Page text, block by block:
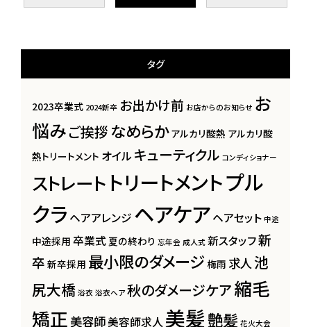
タグ
2023卒業式 2024新卒 お出かけ前 お店からのお知らせ お
悩みご挨拶 なめらか アルカリ酸熱 アルカリ酸
熱トリートメント オイル キューティクル コンディショナー
ストレート トリートメントプル
クラ ヘアアレンジ ヘアケアヘアセット 中途
中途採用 卒業式夏の終わり 忘年会 成人式 新スタッフ新
卒 新卒採用 最小限のダメージ梅雨 求人 池
尻大橋 浴衣 浴衣ヘア 秋のダメージケア縮毛
矯正 美容師美容師求人 美髪艶髪 花火大会